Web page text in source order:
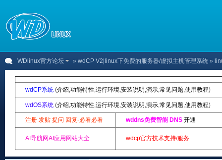
WDlinux官方论坛 » wdCP V2|linux下免费的服务器/虚拟主机管理系统 »
wdCP系统 (介绍,功能特性,运行环境,安装说明 ,演示,常见问题,使用教程)
wdOS系统 (介绍,功能特性,运行环境,安装说明 ,演示,常见问题,使用教程)
注册 发贴 提问 回复-必看必看 wddns免费智能 DNS 开通
AI导航网AI应用网站大全 wdcp官方技术支持/服务